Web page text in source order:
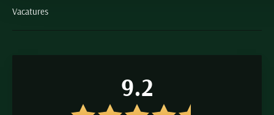
Vacatures
9.2